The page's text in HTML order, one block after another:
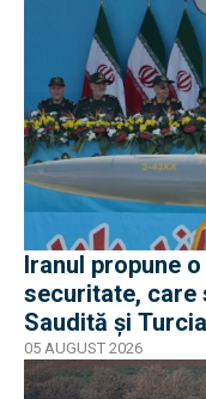
Iranul propune
securitate, care
Saudită și Turcia
05 AUGUST 2026